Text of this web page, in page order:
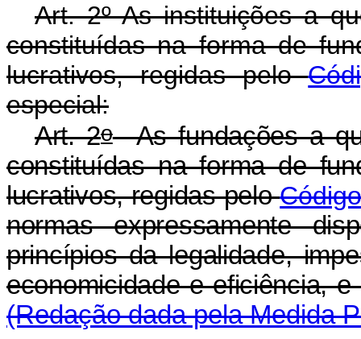
Art. 2º As instituições a
constituídas na forma de
lucrativos, regidas pelo
especial:
Art. 2oAs fundações a
constituídas na forma de
lucrativos, regidas pelo
normas expressamente
princípios da legalidade,
economicidade e
(Redação dada pela Medida